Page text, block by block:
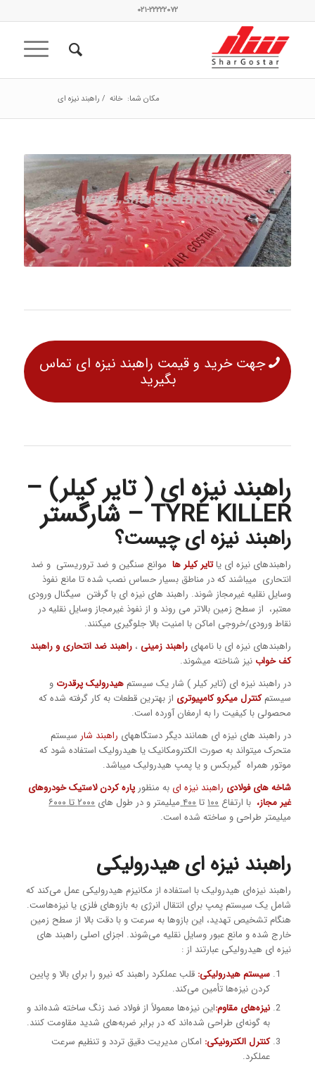
۰۲۱-۲۲۲۲۲۰۷۲
مکان شما: خانه / راهبند نیزه ای
جهت خرید و قیمت راهبند نیزه ای تماس
بگیرید
راهبند نیزه ای ( تایر کیلر) –
TYRE KILLER – شارگستر
راهبند نیزه ای چیست؟
راهبندهای نیزه ای یاتایر کیلر هاموانع سنگین و ضد تروریستی و ضد
انتحاری میباشند که در مناطق بسیار حساس نصب شده تا مانع نفوذ
وسایل نقلیه غیرمجاز شوند. راهبند های نیزه ای با گرفتن سیگنال ورودی
معتبر، از سطح زمین بالاتر می روند و از نفوذ غیرمجاز وسایل نقلیه در
نقاط ورودی/خروجی اماکن با امنیت بالا جلوگیری میکنند.
راهبندهای نیزه ای با نامهای راهبند زمینی، راهبند ضد انتحاری و راهبند
کف خواب نیز شناخته میشوند.
در راهبند نیزه ای (تایر کیلر ) شار یک سیستم هیدرولیک پرقدرت و
سیستمکنترل میکرو کامپیوتری از بهترین قطعات به کار گرفته شده که
محصولی با کیفیت را به ارمغان آورده است.
در راهبند های نیزه ای همانند دیگر دستگاههای راهبند شار سیستم
متحرک میتواند به صورت الکترومکانیک یا هیدرولیک استفاده شود که
موتور همراه گیربکس و یا پمپ هیدرولیک میباشد.
شاخه های فولادی راهبند نیزه ای به منظور پاره کردن لاستیک خودروهای
غیر مجاز، با ارتفاع۱۰۰تا۴۰۰میلیمتر و در طول های۲۰۰۰ تا ۶۰۰۰
میلیمتر طراحی و ساخته شده است.
راهبند نیزه ای هیدرولیکی
راهبند نیزه‌ای هیدرولیک با استفاده از مکانیزم هیدرولیکی عمل می‌کند که
شامل یک سیستم پمپ برای انتقال انرژی به بازوهای فلزی یا نیزه‌هاست.
هنگام تشخیص تهدید، این بازوها به سرعت و با دقت بالا از سطح زمین
خارج شده و مانع عبور وسایل نقلیه می‌شوند. اجزای اصلی راهبند های
نیزه ای هیدرولیکی عبارتند از :
سیستم هیدرولیکی: قلب عملکرد راهبند که نیرو را برای بالا و پایین
کردن نیزه‌ها تأمین می‌کند.
نیزه‌های مقاوم:این نیزه‌ها معمولاً از فولاد ضد زنگ ساخته شده‌اند و
به گونه‌ای طراحی شده‌اند که در برابر ضربه‌های شدید مقاومت کنند.
کنترل الکترونیکی: امکان مدیریت دقیق تردد و تنظیم سرعت
عملکرد.